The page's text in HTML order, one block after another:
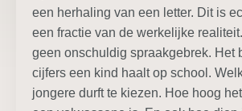
een herhaling van een letter. Dit is
een fractie van de werkelijke
geen onschuldig spraakgebrek. Het
cijfers een kind haalt op school.
jongere durft te kiezen. Hoe hoog